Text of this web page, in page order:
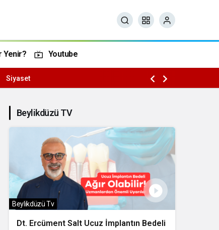
Yenir? Youtube
Siyaset
Beylikdüzü TV
Dt. Ercüment Salt Ucuz İmplantın Bedeli
Beylikdüzü Tv